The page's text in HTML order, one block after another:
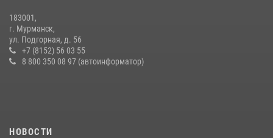
В Мурманске росгвардейцы задержали ночного дебошира,
устроившего скандал в мини-отеле
09 июля 2026, 07:56
183001,
г. Мурманск,
ул. Подгорная, д. 56
+7 (8152) 56 03 55
8 800 350 08 97 (автоинформатор)
НОВОСТИ